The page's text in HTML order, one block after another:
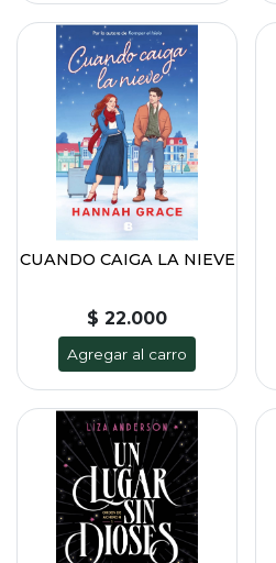
CUANDO CAIGA LA NIEVE
$ 22.000
Agregar al carro